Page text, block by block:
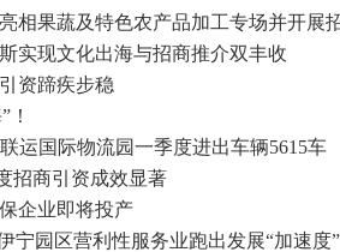
相果蔬及特色农产品加工专场并开展
实现文化出海与招商推介双丰收
资蹄疾步稳
运国际物流园一季度进出车辆5615车
招商引资成效显著
企业即将投产
宁园区营利性服务业跑出发展“加速度”